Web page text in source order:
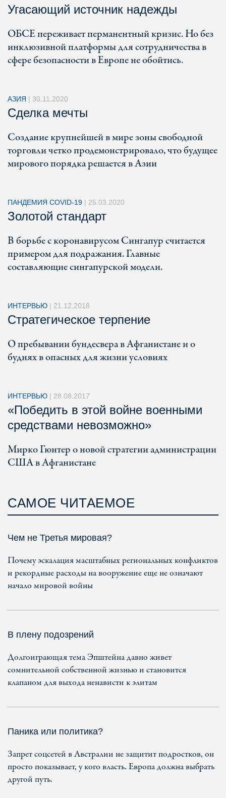
Угасающий источник надежды
ОБСЕ переживает перманентный кризис. Но без
инклюзивной платформы для сотрудничества в
сфере безопасности в Европе не обойтись.
АЗИЯ | 30.11.2020
Сделка мечты
Создание крупнейшей в мире зоны свободной
торговли четко продемонстрировало, что будущее
мирового порядка решается в Азии
ПАНДЕМИЯ COVID-19 | 25.03.2020
Золотой стандарт
В борьбе с коронавирусом Сингапур считается
примером для подражания. Главные
составляющие сингапурской модели.
ИНТЕРВЬЮ | 21.12.2018
Стратегическое терпение
О пребывании бундесвера в Афганистане и о
буднях в опасных для жизни условиях
ИНТЕРВЬЮ | 28.08.2017
«Победить в этой войне военными
средствами невозможно»
Мирко Гюнтер о новой стратегии администрации
США в Афганистане
САМОЕ ЧИТАЕМОЕ
Чем не Третья мировая?
Почему эскалация масштабных региональных конфликтов
и рекордные расходы на вооружение еще не означают
начало мировой войны
В плену подозрений
Долгоиграющая тема Эпштейна давно живет
сомнительной собственной жизнью и становится
клапаном для выхода ненависти к элитам
Паника или политика?
Запрет соцсетей в Австралии не защитит подростков, он
просто показывает, у кого власть. Европа должна выбрать
другой путь.